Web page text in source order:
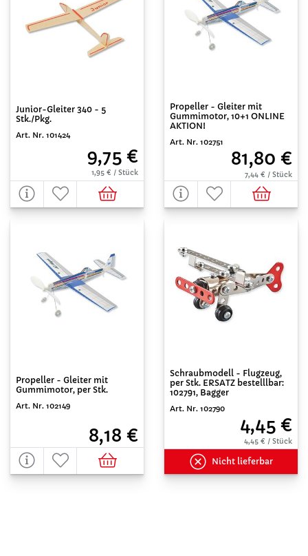
Junior-Gleiter 340 - 5
Stk./Pkg.
Art. Nr. 101424
9,75 €
1,95 € / Stück
Propeller - Gleiter mit
Gummimotor, 10+1 ONLINE
AKTION!
Art. Nr. 102751
81,80 €
7,44 € / Stück
Propeller - Gleiter mit
Gummimotor, per Stk.
Art. Nr. 102149
8,18 €
Schraubmodell - Flugzeug,
per Stk. ERSATZ bestelllbar:
102791, Bagger
Art. Nr. 102790
4,45 €
4,45 € / Stück
Nicht lieferbar